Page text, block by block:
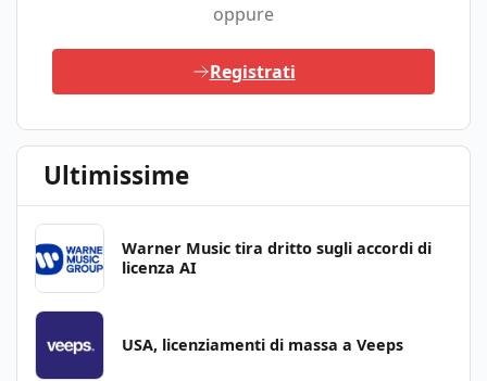
oppure
Registrati
Ultimissime
Warner Music tira dritto sugli accordi di
licenza AI
USA, licenziamenti di massa a Veeps